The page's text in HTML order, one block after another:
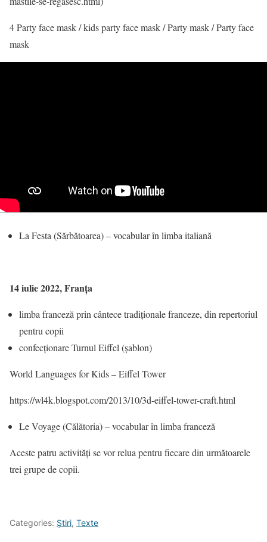
4 Party face mask / kids party face mask / Party mask / Party face
mask
La Festa (Sărbătoarea) – vocabular în limba italiană
14 iulie 2022, Franța
limba franceză prin cântece tradiționale franceze, din repertoriul
pentru copii
confecționare Turnul Eiffel (șablon)
World Languages for Kids – Eiffel Tower
https://wl4k.blogspot.com/2013/10/3d-eiffel-tower-craft.html
Le Voyage (Călătoria) – vocabular în limba franceză
Aceste patru activități se vor relua pentru fiecare din următoarele
trei grupe de copii.
Categories: Știri, Texte